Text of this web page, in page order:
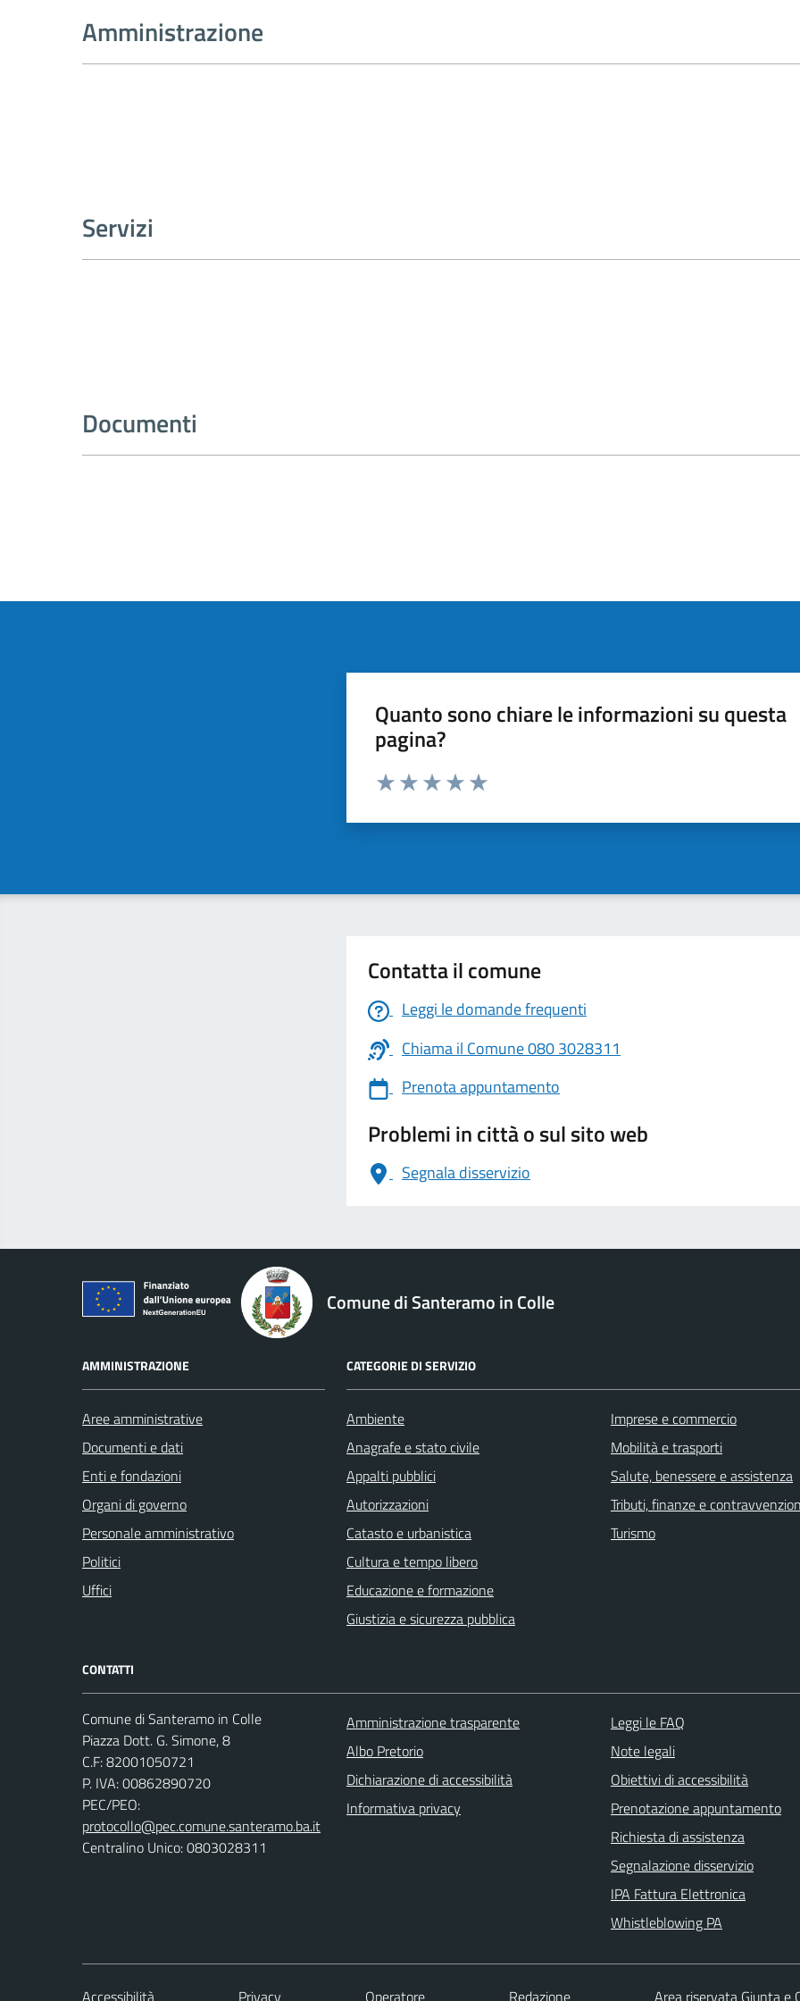
Amministrazione
Servizi
Documenti
Quanto sono chiare le informazioni su questa
pagina?
Valuta da 1 a 5 stelle la pagina
Contatta il comune
Leggi le domande frequenti
Chiama il Comune 080 3028311
Prenota appuntamento
Problemi in città o sul sito web
Segnala disservizio
logo Unione Europea
Comune di Santeramo in Colle
AMMINISTRAZIONE
Aree amministrative
Documenti e dati
Enti e fondazioni
Organi di governo
Personale amministrativo
Politici
Uffici
CATEGORIE DI SERVIZIO
Ambiente
Anagrafe e stato civile
Appalti pubblici
Autorizzazioni
Catasto e urbanistica
Cultura e tempo libero
Educazione e formazione
Giustizia e sicurezza pubblica
Imprese e commercio
Mobilità e trasporti
Salute, benessere e assistenza
Tributi, finanze e
Turismo
CONTATTI
Comune di Santeramo in Colle
Piazza Dott. G. Simone, 8
C.F:82001050721
P. IVA:00862890720
PEC/PEO:
protocollo@pec.comune.santeramo.ba.it
Centralino Unico: 0803028311
Amministrazione trasparente
Albo Pretorio
Dichiarazione di accessibilità
Informativa privacy
Leggi le FAQ
Note legali
Obiettivi di accessibilità
Prenotazione appuntamento
Richiesta di assistenza
Segnalazione disservizio
IPA Fattura Elettronica
Whistleblowing PA